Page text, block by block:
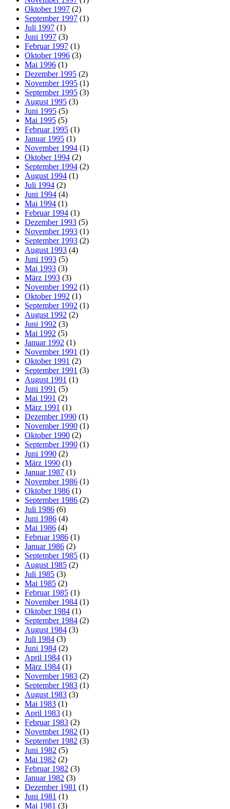
Oktober 1997 (2)
September 1997 (1)
Juli 1997 (1)
Juni 1997 (3)
Februar 1997 (1)
Oktober 1996 (3)
Mai 1996 (1)
Dezember 1995 (2)
November 1995 (1)
September 1995 (3)
August 1995 (3)
Juni 1995 (5)
Mai 1995 (5)
Februar 1995 (1)
Januar 1995 (1)
November 1994 (1)
Oktober 1994 (2)
September 1994 (2)
August 1994 (1)
Juli 1994 (2)
Juni 1994 (4)
Mai 1994 (1)
Februar 1994 (1)
Dezember 1993 (5)
November 1993 (1)
September 1993 (2)
August 1993 (4)
Juni 1993 (5)
Mai 1993 (3)
März 1993 (3)
November 1992 (1)
Oktober 1992 (1)
September 1992 (1)
August 1992 (2)
Juni 1992 (3)
Mai 1992 (5)
Januar 1992 (1)
November 1991 (1)
Oktober 1991 (2)
September 1991 (3)
August 1991 (1)
Juni 1991 (5)
Mai 1991 (2)
März 1991 (1)
Dezember 1990 (1)
November 1990 (1)
Oktober 1990 (2)
September 1990 (1)
Juni 1990 (2)
März 1990 (1)
Januar 1987 (1)
November 1986 (1)
Oktober 1986 (1)
September 1986 (2)
Juli 1986 (6)
Juni 1986 (4)
Mai 1986 (4)
Februar 1986 (1)
Januar 1986 (2)
September 1985 (1)
August 1985 (2)
Juli 1985 (3)
Mai 1985 (2)
Februar 1985 (1)
November 1984 (1)
Oktober 1984 (1)
September 1984 (2)
August 1984 (3)
Juli 1984 (3)
Juni 1984 (2)
April 1984 (1)
März 1984 (1)
November 1983 (2)
September 1983 (1)
August 1983 (3)
Mai 1983 (1)
April 1983 (1)
Februar 1983 (2)
November 1982 (1)
September 1982 (3)
Juni 1982 (5)
Mai 1982 (2)
Februar 1982 (3)
Januar 1982 (3)
Dezember 1981 (1)
Juni 1981 (1)
Mai 1981 (3)